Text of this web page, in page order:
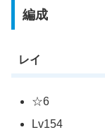
編成
レイ
☆6
Lv154